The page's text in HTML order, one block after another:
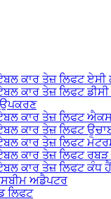
ਕਾਰ ਤੇਜ਼ ਲਿਫਟ ਏਸੀ
ਕਾਰ ਤੇਜ਼ ਲਿਫਟ ਡੀਸੀ
ਕਾਰ ਤੇਜ਼ ਲਿਫਟ
ਕਾਰ ਤੇਜ਼ ਲਿਫਟ
ਕਾਰ ਤੇਜ਼ ਲਿਫਟ
ਕਾਰ ਤੇਜ਼ ਲਿਫਟ ਰਬੜ
ਕਾਰ ਤੇਜ਼ ਲਿਫਟ ਕੰਧ
ਅਡੈਪਟਰ
ਲਿਫਟ